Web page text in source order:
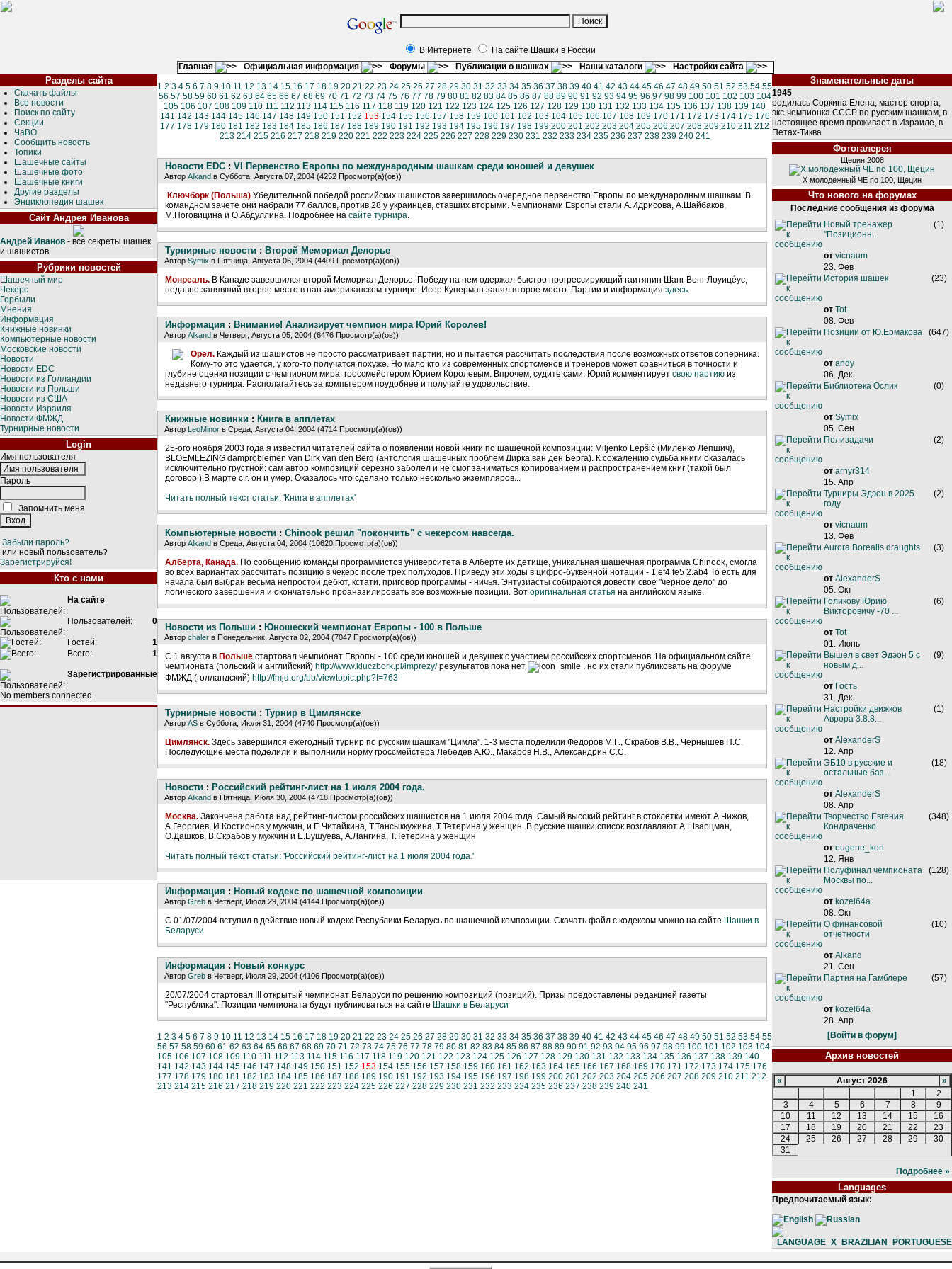
В Интернете
На сайте Шашки в России
Главная
Официальная информация Форумы Публикации о шашках Наши каталоги Настройки сайта
Разделы сайта
Скачать файлы
Все новости
Поиск по сайту
Секции
ЧаВО
Сообщить новость
Топики
Шашечные сайты
Шашечные фото
Шашечные книги
Другие разделы
Энциклопедия шашек
Сайт Андрея Иванова
Андрей Иванов - все секреты шашек
и шашистов
Рубрики новостей
Шашечный мир
Чекерс
Горбыли
Мнения...
Информация
Книжные новинки
Компьютерные новости
Московские новости
Новости
Новости EDC
Новости из Голландии
Новости из Польши
Новости из США
Новости Израиля
Новости ФМЖД
Турнирные новости
Login
Имя пользователя
Пароль
Запомнить меня
Забыли пароль?
или новый пользователь?
Зарегистрируйся!
Кто с нами
На сайте
Пользователей: 0
Гостей:
1
Всего:
1
Зарегистрированные
No members connected
1 2 3 4 5 6 7 8 9 10 11 12 13 14 15 16 17 18 19 20 21 22 23 24 25 26 27 28 29 30 31 32 33 34 35 36 37 38 39 40 41 42 43 44 45 46 47 48 49 50 51 52 53 54 55
56 57 58 59 60 61 62 63 64 65 66 67 68 69 70 71 72 73 74 75 76 77 78 79 80 81 82 83 84 85 86 87 88 89 90 91 92 93 94 95 96 97 98 99 100 101 102 103 104
105 106 107 108 109 110 111 112 113 114 115 116 117 118 119 120 121 122 123 124 125 126 127 128 129 130 131 132 133 134 135 136 137 138 139 140
141 142 143 144 145 146 147 148 149 150 151 152 153 154 155 156 157 158 159 160 161 162 163 164 165 166 167 168 169 170 171 172 173 174 175 176
177 178 179 180 181 182 183 184 185 186 187 188 189 190 191 192 193 194 195 196 197 198 199 200 201 202 203 204 205 206 207 208 209 210 211 212
213 214 215 216 217 218 219 220 221 222 223 224 225 226 227 228 229 230 231 232 233 234 235 236 237 238 239 240 241
Новости EDC : VI Первенство Европы по международным шашкам среди юношей и девушек
Автор Alkand в Суббота, Августа 07, 2004 (4252 Просмотр(а)(ов))
Ключборк (Польша) Убедительной победой российских шашистов завершилось очередное первенство Европы по международным шашкам. В
командном зачете они набрали 77 баллов, против 28 у украинцев, ставших вторыми. Чемпионами Европы стали А.Идрисова, А.Шайбаков,
М.Ноговицина и О.Абдуллина. Подробнее на сайте турнира.
Турнирные новости : Второй Мемориал Делорье
Автор Symix в Пятница, Августа 06, 2004 (4409 Просмотр(а)(ов))
Монреаль. В Канаде завершился второй Мемориал Делорье. Победу на нем одержал быстро прогрессирующий гаитянин Шанг Вонг Лоуицéус,
недавно занявший второе место в пан-американском турнире. Исер Куперман занял второе место. Партии и информация здесь.
Информация : Внимание! Анализирует чемпион мира Юрий Королев!
Автор Alkand в Четверг, Августа 05, 2004 (6476 Просмотр(а)(ов))
Орел. Каждый из шашистов не просто рассматривает партии, но и пытается рассчитать последствия после возможных ответов соперника.
Кому-то это удается, у кого-то получатся похуже. Но мало кто из современных спортсменов и тренеров может сравниться в точности и
глубине оценки позиции с чемпионом мира, гроссмейстером Юрием Королевым. Впрочем, судите сами, Юрий комментирует свою партию из
недавнего турнира. Располагайтесь за компьтером поудобнее и получайте удовольствие.
Книжные новинки : Книга в апплетах
Автор LeoMinor в Среда, Августа 04, 2004 (4714 Просмотр(а)(ов))
25-ого ноября 2003 года я известил читателей сайта о появлении новой книги по шашечной композиции: Miljenko Lepšić (Миленко Лепшич),
BLOEMLEZING damproblemen van Dirk van den Berg (антология шашечных проблем Дирка ван ден Берга). К сожалению судьба книги оказалась
исключительно грустной: сам автор композиций серёзно заболел и не смог заниматься копированием и распространением книг (такой был
договор ).В марте с.г. он и умер. Оказалось что сделано только несколько экземпляров...
Читать полный текст статьи: 'Книга в апплетах'
Компьютерные новости : Chinook решил "покончить" с чекерсом навсегда.
Автор Alkand в Среда, Августа 04, 2004 (10620 Просмотр(а)(ов))
Алберта, Канада. По сообщению команды программистов университета в Алберте их детище, уникальная шашечная программа Chinook, смогла
во всех вариантах рассчитать позицию в чекерс после трех полуходов. Приведу эти ходы в цифро-буквенной нотации - 1.ef4 fe5 2.ab4 То есть для
начала был выбран весьма непростой дебют, кстати, приговор программы - ничья. Энтузиасты собираются довести свое "черное дело" до
логического завершения и окончательно проаназилировать все возможные позиции. Вот оригинальная статья на английском языке.
Новости из Польши : Юношеский чемпионат Европы - 100 в Польше
Автор chaler в Понедельник, Августа 02, 2004 (7047 Просмотр(а)(ов))
С 1 августа в Польше стартовал чемпионат Европы - 100 среди юношей и девушек с участием российских спортсменов. На официальном сайте
чемпионата (польский и английский) http://www.kluczbork.pl/imprezy/результатов пока нет
, но их стали публиковать на форуме
ФМЖД (голландский) http://fmjd.org/bb/viewtopic.php?t=763
Турнирные новости : Турнир в Цимлянске
Автор AS в Суббота, Июля 31, 2004 (4740 Просмотр(а)(ов))
Цимлянск. Здесь завершился ежегодный турнир по русским шашкам "Цимла". 1-3 места поделили Федоров М.Г., Скрабов В.В., Чернышев П.С.
Последующие места поделили и выполнили норму гроссмейстера Лебедев А.Ю., Макаров Н.В., Александрин С.С.
Новости : Российский рейтинг-лист на 1 июля 2004 года.
Автор Alkand в Пятница, Июля 30, 2004 (4718 Просмотр(а)(ов))
Москва. Закончена работа над рейтинг-листом российских шашистов на 1 июля 2004 года. Самый высокий рейтинг в стоклетки имеют А.Чижов,
А.Георгиев, И.Костионов у мужчин, и Е.Читайкина, Т.Тансыккужина, Т.Тетерина у женщин. В русские шашки список возглавляют А.Шварцман,
О.Дашков, В.Скрабов у мужчин и Е.Бушуева, А.Лангина, Т.Тетерина у женщин
Читать полный текст статьи: 'Российский рейтинг-лист на 1 июля 2004 года.'
Информация : Новый кодекс по шашечной композиции
Автор Greb в Четверг, Июля 29, 2004 (4144 Просмотр(а)(ов))
С 01/07/2004 вступил в действие новый кодекс Республики Беларусь по шашечной композиции. Скачать файл с кодексом можно на сайте Шашки в
Беларуси
Информация : Новый конкурс
Автор Greb в Четверг, Июля 29, 2004 (4106 Просмотр(а)(ов))
20/07/2004 стартовал III открытый чемпионат Беларуси по решению композиций (позиций). Призы предоставлены редакцией газеты
"Республика". Позиции чемпионата будут публиковаться на сайте Шашки в Беларуси
1 2 3 4 5 6 7 8 9 10 11 12 13 14 15 16 17 18 19 20 21 22 23 24 25 26 27 28 29 30 31 32 33 34 35 36 37 38 39 40 41 42 43 44 45 46 47 48 49 50 51 52 53 54 55
56 57 58 59 60 61 62 63 64 65 66 67 68 69 70 71 72 73 74 75 76 77 78 79 80 81 82 83 84 85 86 87 88 89 90 91 92 93 94 95 96 97 98 99 100 101 102 103 104
105 106 107 108 109 110 111 112 113 114 115 116 117 118 119 120 121 122 123 124 125 126 127 128 129 130 131 132 133 134 135 136 137 138 139 140
141 142 143 144 145 146 147 148 149 150 151 152 153 154 155 156 157 158 159 160 161 162 163 164 165 166 167 168 169 170 171 172 173 174 175 176
177 178 179 180 181 182 183 184 185 186 187 188 189 190 191 192 193 194 195 196 197 198 199 200 201 202 203 204 205 206 207 208 209 210 211 212
213 214 215 216 217 218 219 220 221 222 223 224 225 226 227 228 229 230 231 232 233 234 235 236 237 238 239 240 241
Знаменательные даты
1945
родилась Соркина Елена, мастер спорта,
экс-чемпионка СССР по русским шашкам, в
настоящее время проживает в Израиле, в
Петах-Тиква
Фотогалерея
Щецин 2008
Х молодежный ЧЕ по 100, Щецин
Что нового на форумах
Последние сообщения из форума
Новый тренажер
"Позиционн...
(1)
от vicnaum
23. Фев
История шашек
(23)
от Tot
08. Фев
Позиции от Ю.Ермакова
(647)
от andy
06. Дек
Библиотека Ослик
(0)
от Symix
05. Сен
Полизадачи
(2)
от arnyr314
15. Апр
Турниры Эдэон в 2025
году
(2)
от vicnaum
13. Фев
Aurora Borealis draughts
(3)
от AlexanderS
05. Окт
Голикову Юрию
Викторовичу -70 ...
(6)
от Tot
01. Июнь
Вышел в свет Эдэон 5 с
новым д...
(9)
от Гость
31. Дек
Настройки движков
Аврора 3.8.8...
(1)
от AlexanderS
12. Апр
ЭБ10 в русские и
остальные баз...
(18)
от AlexanderS
08. Апр
Творчество Евгения
Кондраченко
(348)
от eugene_kon
12. Янв
Полуфинал чемпионата
Москвы по...
(128)
от kozel64a
08. Окт
О финансовой
отчетности
(10)
от Alkand
21. Сен
Партия на Гамблере
(57)
от kozel64a
28. Апр
[Войти в форум]
Архив новостей
« Август 2026
»
1
2
3
4 5 6 7 8
9
10
11 12 13 14 15
16
17
18 19 20 21 22
23
24
25 26 27 28 29
30
31
Подробнее »
Languages
Предпочитаемый язык: